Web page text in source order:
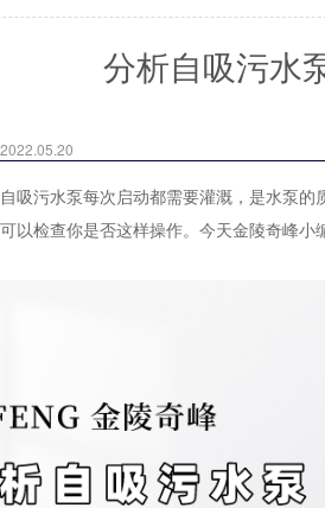
分析自吸污水
吸污水泵每次启动都需要灌溉，是水泵
以检查你是否这样操作。今天金陵奇峰小